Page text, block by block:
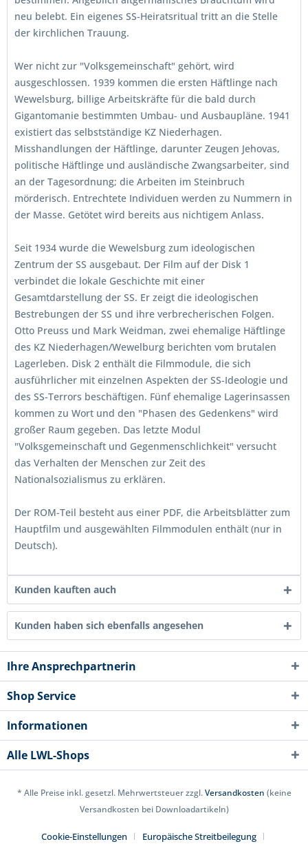
neu belebt. Ein eigenes SS-Heiratsritual tritt an die Stelle
der kirchlichen Trauung.
Wer nicht zur "Volksgemeinschaft" gehört, wird
ausgeschlossen. 1939 kommen die ersten Häftlinge nach
Wewelsburg, billige Arbeitskräfte für die bald durch
Gigantomanie bestimmten Umbau- und Ausbaupläne. 1941
existiert das selbstständige KZ Niederhagen.
Misshandlungen der Häftlinge, darunter Zeugen Jehovas,
politische Häftlinge und ausländische Zwangsarbeiter, sind
an der Tagesordnung; die Arbeiten im Steinbruch
mörderisch. Entrechtete Individuen werden zu Nummern in
der Masse. Getötet wird bereits aus nichtigem Anlass.
Seit 1934 wurde die Wewelsburg zum ideologischen
Zentrum der SS ausgebaut. Der Film auf der Disk 1
verbindet die lokale Geschichte mit einer
Gesamtdarstellung der SS. Er zeigt die ideologischen
Bestrebungen der SS und ihre verbrecherischen Folgen.
Otto Preuss und Mark Weidman, zwei ehemalige Häftlinge
des KZ Niederhagen/Wewelburg berichten vom brutalen
Lagerleben. Disk 2 enthält die Filmmodule, die sich
ausführlicher mit einzelnen Aspekten der SS-Ideologie und
des SS-Terrors beschäftigen. Fünf ehemalige Lagerinsassen
kommen zu Wort und den "Phasen des Gedenkens" wird
großer Raum gegeben. Das letzte Modul
"Volksgemeinschaft und Gegenmenschlichkeit" versucht
das Verhalten der Menschen zur Zeit des
Nationalsozialismus zu erklären.
Der ROM-Teil besteht aus einer PDF, die Arbeitsblätter zum
Hauptfilm und ausgewählten Filmmodulen enthält (nur in
Deutsch).
Kunden kauften auch
Kunden haben sich ebenfalls angesehen
Ihre Ansprechpartnerin
Shop Service
Informationen
Alle LWL-Shops
* Alle Preise inkl. gesetzl. Mehrwertsteuer zzgl.Versandkosten (keine
Versandkosten bei Downloadartikeln)
Cookie-Einstellungen
Europäische Streitbeilegung